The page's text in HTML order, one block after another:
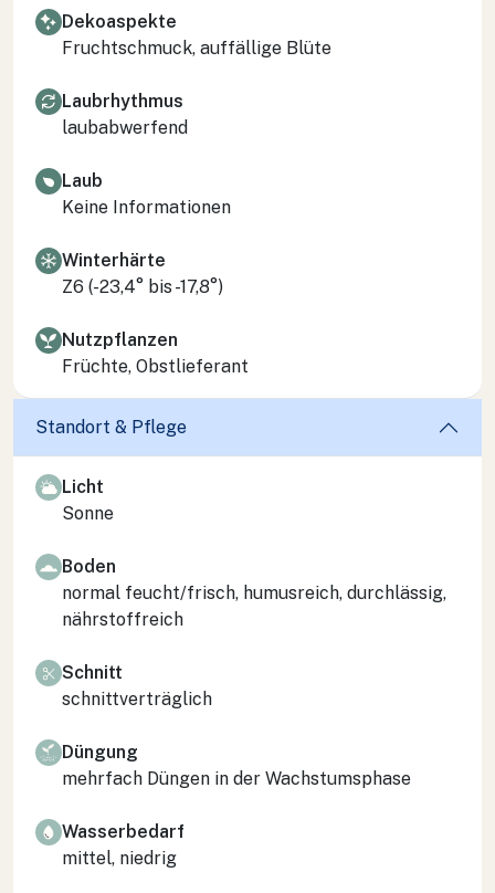
Dekoaspekte
Fruchtschmuck, auffällige Blüte
Laubrhythmus
laubabwerfend
Laub
Keine Informationen
Winterhärte
Z6 (-23,4° bis -17,8°)
Nutzpflanzen
Früchte, Obstlieferant
Standort & Pflege
Licht
Sonne
Boden
normal feucht/frisch, humusreich, durchlässig,
nährstoffreich
Schnitt
schnittverträglich
Düngung
mehrfach Düngen in der Wachstumsphase
Wasserbedarf
mittel, niedrig